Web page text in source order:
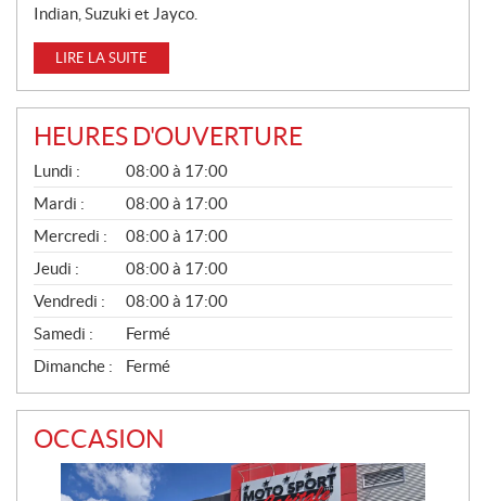
Indian, Suzuki et Jayco.
LIRE LA SUITE
HEURES D'OUVERTURE
G
É
N
É
R
A
L
Lundi :
08:00 à 17:00
Mardi :
08:00 à 17:00
Mercredi :
08:00 à 17:00
Jeudi :
08:00 à 17:00
Vendredi :
08:00 à 17:00
Samedi :
Fermé
Dimanche :
Fermé
OCCASION